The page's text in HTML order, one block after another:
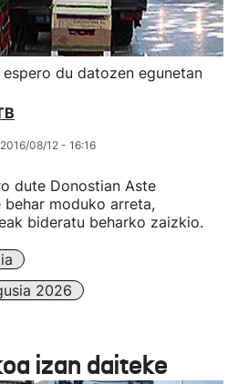
du datozen egunetan
2016/08/12 - 16:16
dute Donostian Aste
behar moduko arreta,
bideratu beharko zaizkio.
2026
izan daiteke